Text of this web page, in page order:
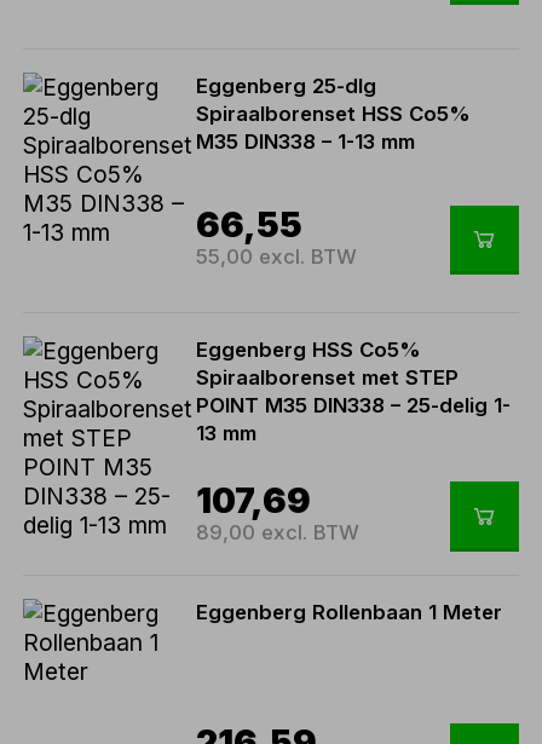
Eggenberg 25-dlg
Spiraalborenset HSS Co5%
M35 DIN338 – 1-13 mm
66,55
55,00 excl. BTW
Eggenberg HSS Co5%
Spiraalborenset met STEP
POINT M35 DIN338 – 25-delig 1-
13 mm
107,69
89,00 excl. BTW
Eggenberg Rollenbaan 1 Meter